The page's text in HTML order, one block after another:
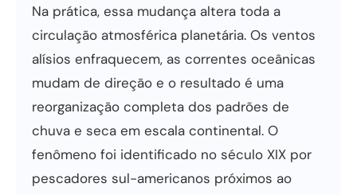
Na prática, essa mudança altera toda a
circulação atmosférica planetária. Os ventos
alísios enfraquecem, as correntes oceânicas
mudam de direção e o resultado é uma
reorganização completa dos padrões de
chuva e seca em escala continental. O
fenômeno foi identificado no século XIX por
pescadores sul-americanos próximos ao